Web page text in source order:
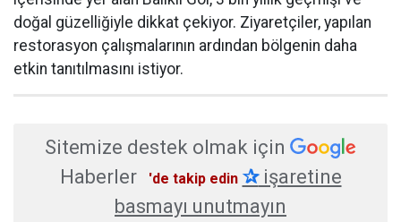
doğal güzelliğiyle dikkat çekiyor. Ziyaretçiler, yapılan
restorasyon çalışmalarının ardından bölgenin daha
etkin tanıtılmasını istiyor.
Sitemize destek olmak için
Haberler
'de takip edin ✰işaretine
basmayı unutmayın